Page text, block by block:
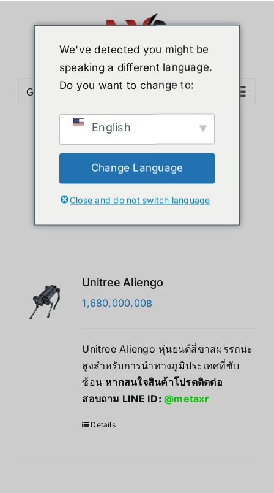
Go to...
Sort byPopularity
12 Products
Unitree Aliengo
1,680,000.00฿
Unitree Aliengo หุ่นยนต์สี่ขาสมรรถนะ
สูงสำหรับการนำทางภูมิประเทศที่ซับ
ซ้อน หากสนใจสินค้าโปรดติดต่อ
สอบถาม LINE ID:@metaxr
Details
We've detected you might be
speaking a different language.
Do you want to change to:
English
Change Language
Close and do not switch language